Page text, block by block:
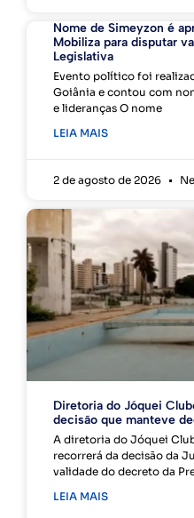
Nome de Simeyzon é
Mobiliza para disputar
Legislativa
Evento político foi
Goiânia e contou com
e lideranças O nome
LEIA MAIS
2 de agosto de 2026
Diretoria do Jóquei
decisão que manteve
A diretoria do Jóquei
recorrerá da decisão da
validade do decreto da
LEIA MAIS